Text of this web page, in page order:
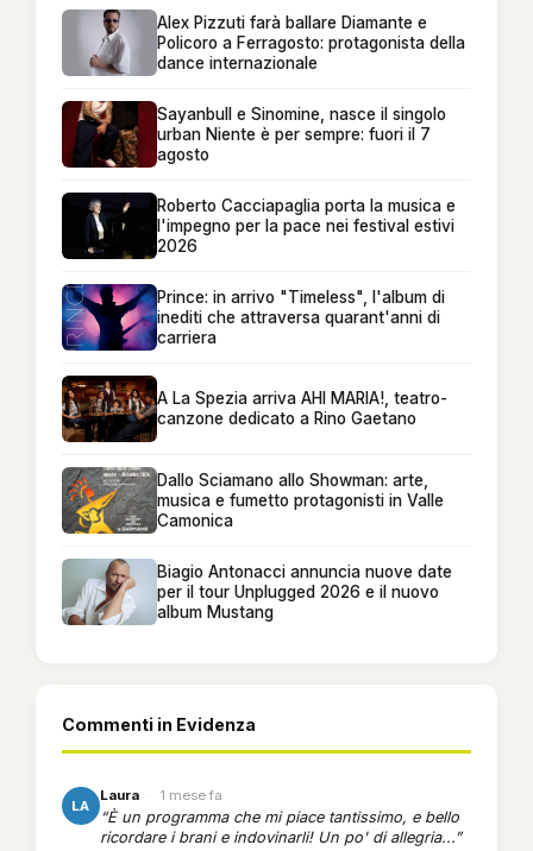
Alex Pizzuti farà ballare Diamante e
Policoro a Ferragosto: protagonista della
dance internazionale
Sayanbull e Sinomine, nasce il singolo
urban Niente è per sempre: fuori il 7
agosto
Roberto Cacciapaglia porta la musica e
l'impegno per la pace nei festival estivi
2026
Prince: in arrivo "Timeless", l'album di
inediti che attraversa quarant'anni di
carriera
A La Spezia arriva AHI MARIA!, teatro-
canzone dedicato a Rino Gaetano
Dallo Sciamano allo Showman: arte,
musica e fumetto protagonisti in Valle
Camonica
Biagio Antonacci annuncia nuove date
per il tour Unplugged 2026 e il nuovo
album Mustang
Commenti in Evidenza
LA
Laura · 1 mese fa
“È un programma che mi piace tantissimo, e bello
ricordare i brani e indovinarli! Un po' di allegria...”